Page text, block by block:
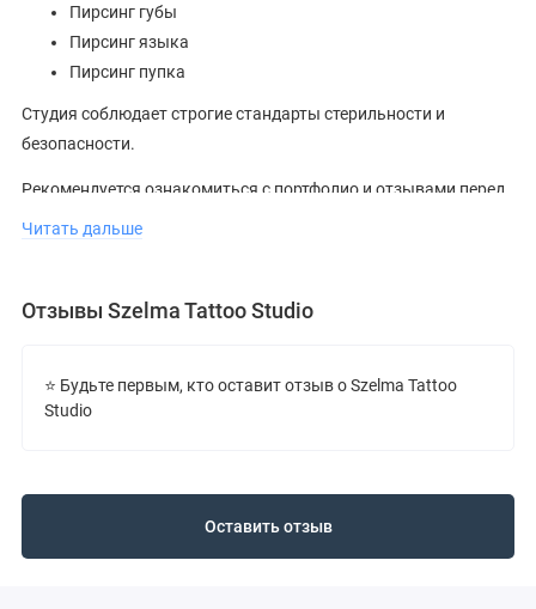
Пирсинг губы
Пирсинг языка
Пирсинг пупка
Студия соблюдает строгие стандарты стерильности и
безопасности.
Рекомендуется ознакомиться с портфолио и отзывами перед
визитом.
Читать дальше
Отзывы Szelma Tattoo Studio
⭐ Будьте первым, кто оставит отзыв о Szelma Tattoo
Studio
Оставить отзыв